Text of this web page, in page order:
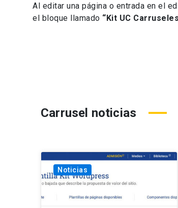
Al editar una página o entrada en el
el bloque llamado “Kit UC
Carrusel noticias
Noticias